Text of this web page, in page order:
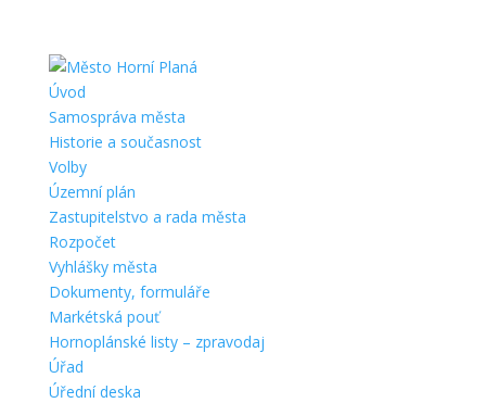
Úvod
Samospráva města
Historie a současnost
Volby
Územní plán
Zastupitelstvo a rada města
Rozpočet
Vyhlášky města
Dokumenty, formuláře
Markétská pouť
Hornoplánské listy – zpravodaj
Úřad
Úřední deska